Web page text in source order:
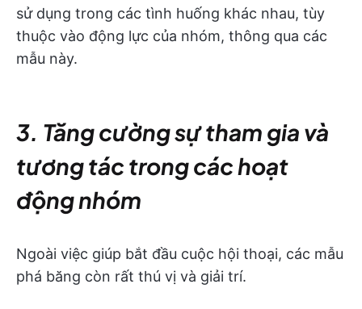
sử dụng trong các tình huống khác nhau, tùy
thuộc vào động lực của nhóm, thông qua các
mẫu này.
3. Tăng cường sự tham gia và
tương tác trong các hoạt
động nhóm
Ngoài việc giúp bắt đầu cuộc hội thoại, các mẫu
phá băng còn rất thú vị và giải trí.